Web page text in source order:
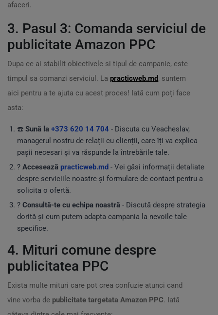
afaceri.
3. Pasul 3: Comanda serviciul de
publicitate Amazon PPC
Dupa ce ai stabilit obiectivele si tipul de campanie, este
timpul sa comanzi serviciul. La practicweb.md, suntem
aici pentru a te ajuta cu acest proces! Iată cum poți face
asta:
☎️ Sună la +373 620 14 704 - Discuta cu Veacheslav,
managerul nostru de relații cu clienții, care îți va explica
pașii necesari și va răspunde la întrebările tale.
? Accesează practicweb.md - Vei găsi informații detaliate
despre serviciile noastre și formulare de contact pentru a
solicita o ofertă.
? Consultă-te cu echipa noastră - Discută despre strategia
dorită și cum putem adapta campania la nevoile tale
specifice.
4. Mituri comune despre
publicitatea PPC
Exista multe mituri care pot crea confuzie atunci cand
vine vorba de publicitate targetata Amazon PPC. Iată